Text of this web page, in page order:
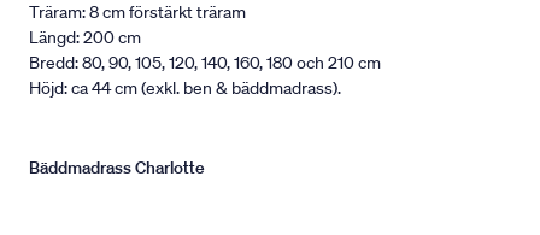
Träram: 8 cm förstärkt träram
Längd: 200 cm
Bredd: 80, 90, 105, 120, 140, 160, 180 och 210 cm
Höjd: ca 44 cm (exkl. ben & bäddmadrass).
Bäddmadrass Charlotte